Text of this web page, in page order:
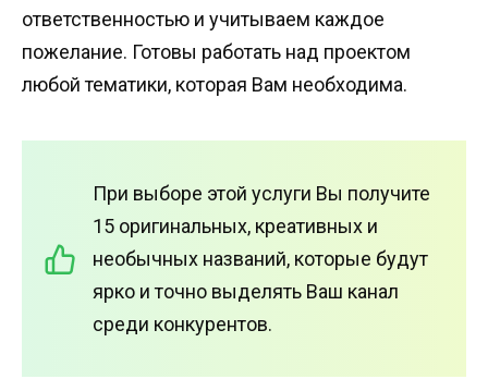
ответственностью и учитываем каждое
пожелание. Готовы работать над проектом
любой тематики, которая Вам необходима.
При выборе этой услуги Вы получите
15 оригинальных, креативных и
необычных названий, которые будут
ярко и точно выделять Ваш канал
среди конкурентов.